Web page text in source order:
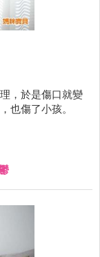
，於是傷口就變
也傷了小孩。